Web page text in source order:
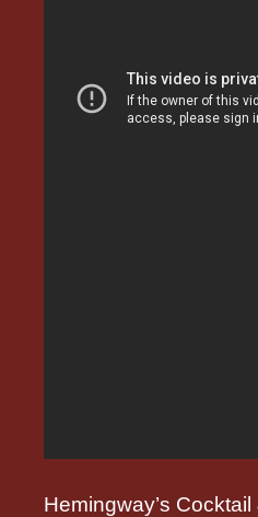
Hemingway’s